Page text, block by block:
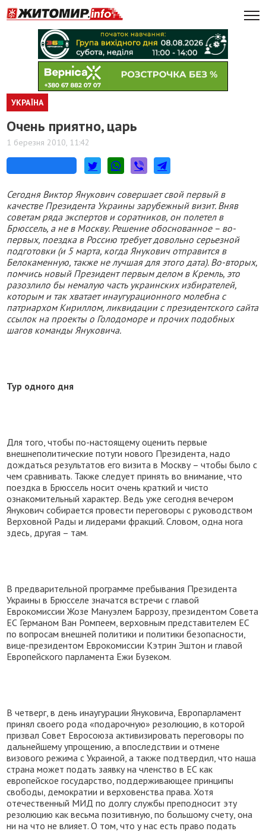
УКРАЇНА
Очень приятно, царь
1 березня 2010, 11:42
Сегодня Виктор Янукович совершает свой первый в
качестве Президента Украины зарубежный визит. Вняв
советам ряда экспертов и соратников, он полетел в
Брюссель, а не в Москву. Решение обоснованное – во-
первых, поездка в Россию требует довольно серьезной
подготовки (и 5 марта, когда Янукович отправится в
Белокаменную, также не лучшая для этого дата). Во-вторых,
помчись новый Президент первым делом в Кремль, это
разозлило бы немалую часть украинских избирателей,
которым и так хватает инаугурационного молебна с
патриархом Кириллом, ликвидации с президентского сайта
ссылок на проекты о Голодоморе и прочих подобных
шагов команды Януковича.
Тур одного дня
Для того, чтобы по-настоящему оценить первые
внешнеполитические потуги нового Президента, надо
дождаться результатов его визита в Москву – чтобы было с
чем сравнивать. Также следует принять во внимание, что
поездка в Брюссель носит очень краткий и чисто
ознакомительный характер. Ведь уже сегодня вечером
Янукович собирается провести переговоры с руководством
Верховной Рады и лидерами фракций. Словом, одна нога
здесь, другая – там.
В предварительной программе пребывания Президента
Украины в Брюсселе значатся встречи с главой
Еврокомиссии Жозе Мануэлем Баррозу, президентом Совета
ЕС Германом Ван Ромпеем, верховным представителем ЕС
по вопросам внешней политики и политики безопасности,
вице-президентом Еврокомиссии Кэтрин Эштон и главой
Европейского парламента Ежи Бузеком.
В четверг, в день инаугурации Януковича, Европарламент
принял своего рода «подарочную» резолюцию, в которой
призвал Совет Евросоюза активизировать переговоры по
дальнейшему упрощению, а впоследствии и отмене
визового режима с Украиной, а также подтвердил, что наша
страна может подать заявку на членство в ЕС как
европейское государство, поддерживающее принципы
свободы, демократии и верховенства права. Хотя
отечественный МИД по долгу службы преподносит эту
резолюцию как весьма позитивную, по большому счету, она
ни на что не влияет. О том, что у нас есть право подать